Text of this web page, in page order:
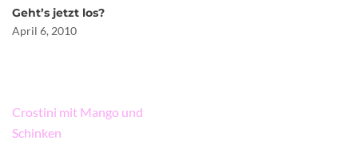
Geht’s jetzt los?
April 6, 2010
Beitragsnavigation
Crostini mit Mango und
Schinken